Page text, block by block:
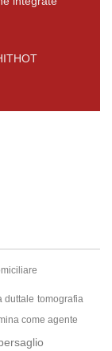
duttale tomografia
come agente